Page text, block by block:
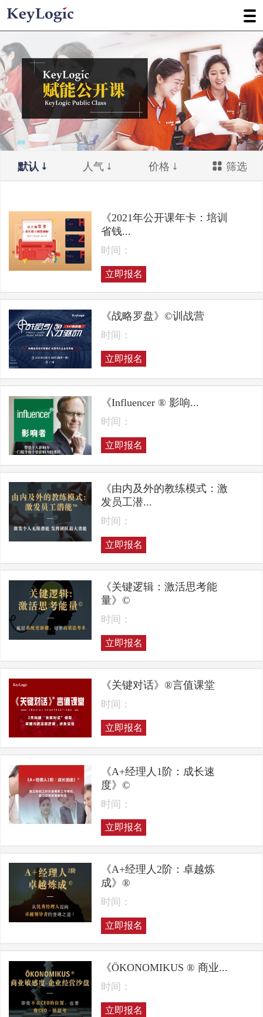
默认 人气 价格 筛选
《2021年公开课年卡：培训
省钱...
时间：
立即报名
《战略罗盘》©训战营
时间：
立即报名
《Influencer ® 影响...
时间：
立即报名
《由内及外的教练模式：激
发员工潜...
时间：
立即报名
《关键逻辑：激活思考能
量》©
时间：
立即报名
《关键对话》®言值课堂
时间：
立即报名
《A+经理人1阶：成长速
度》©
时间：
立即报名
《A+经理人2阶：卓越炼
成》®
时间：
立即报名
《ÖKONOMIKUS ® 商业...
时间：
立即报名